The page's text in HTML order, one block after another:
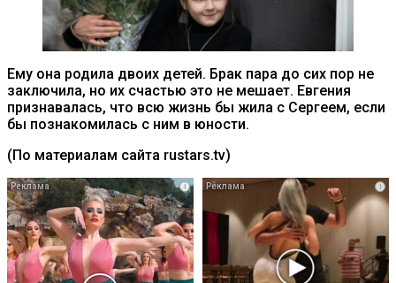
Ему она родила двоих детей. Брак пара до сих пор не
заключила, но их счастью это не мешает. Евгения
признавалась, что всю жизнь бы жила с Сергеем, если
бы познакомилась с ним в юности.
(По материалам сайта rustars.tv)
i i